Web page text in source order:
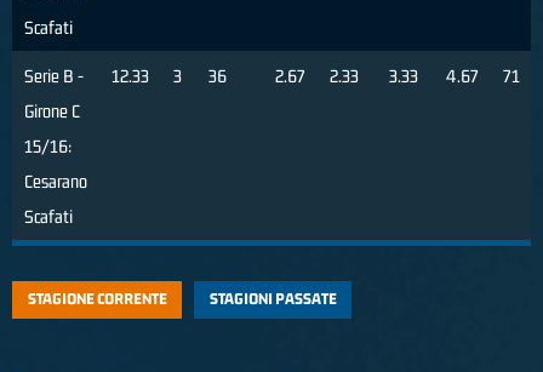
Scafati
Serie B -
Girone C
15/16:
Cesarano
Scafati
12.33 3 36 2.67 2.33 3.33 4.67 71
STAGIONE CORRENTE STAGIONI PASSATE